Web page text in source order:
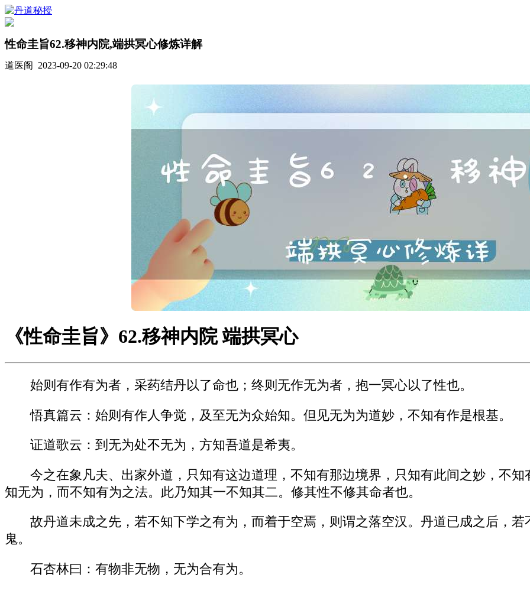
性命圭旨62.移神内院,端拱冥心修炼详解
道医阁 2023-09-20 02:29:48
《性命圭旨》62.移神内院 端拱冥心
始则有作有为者，采药结丹以了命也；终则无作无为者，抱一冥心以了性也。
悟真篇云：始则有作人争觉，及至无为众始知。但见无为为道妙，不知有作是根基。
证道歌云：到无为处不无为，方知吾道是希夷。
今之在象凡夫、出家外道，只知有这边道理，不知有那边境界，只知有此间之妙，不
知无为，而不知有为之法。此乃知其一不知其二。修其性不修其命者也。
故丹道未成之先，若不知下学之有为，而着于空焉，则谓之落空汉。丹道已成之后，
鬼。
石杏林曰：有物非无物，无为合有为。